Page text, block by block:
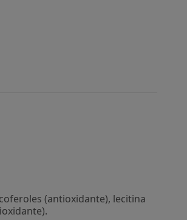
(antioxidante), lecitina